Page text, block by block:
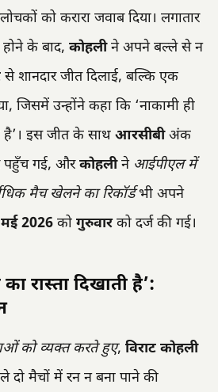
को करारा जवाब दिया। लगातार
के बाद, कोहलीने अपने बल्ले से न
से शानदार जीत दिलाई, बल्कि एक
जिसमें उन्होंने कहा कि ‘नाकामी ही
है’। इस जीत के साथ आरसीबीअंक
पहुँच गई, औरकोहलीने आईपीएल में
मैच खेलने का रिकॉर्डभी अपने
2026 को गुरुवारको दर्ज की गई।
रास्ता दिखाती है’:
को व्यक्त करते हुए, विराट कोहली
दो मैचों में रन न बना पाने की